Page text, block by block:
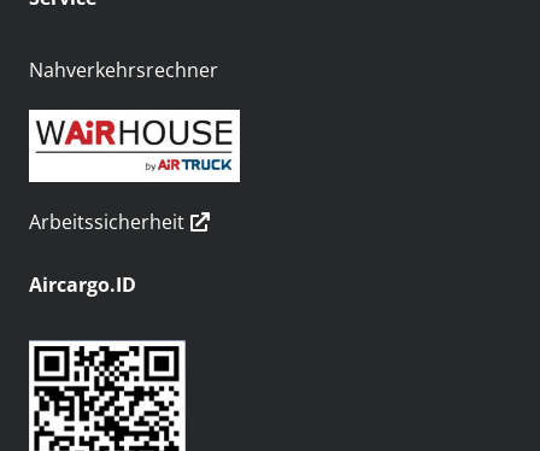
Nahverkehrsrechner
Arbeitssicherheit
Aircargo.ID